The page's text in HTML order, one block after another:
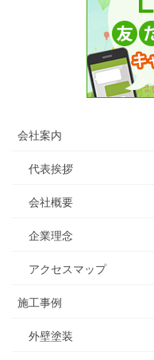
会社案内
代表挨拶
会社概要
企業理念
アクセスマップ
施工事例
外壁塗装